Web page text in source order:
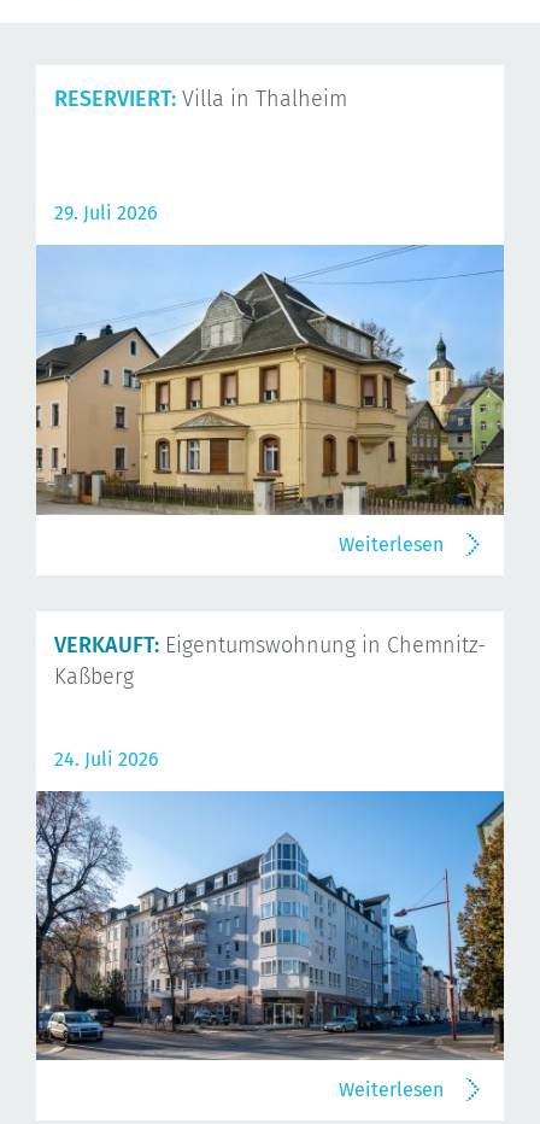
RESERVIERT: Villa in Thalheim
29. Juli 2026
Weiterlesen
VERKAUFT: Eigentumswohnung in Chemnitz-
Kaßberg
24. Juli 2026
Weiterlesen